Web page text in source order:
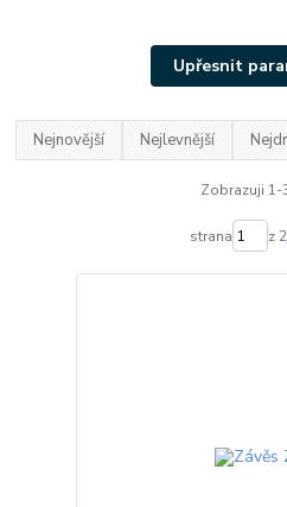
Upřesnit
Nejnovější Nejlevnější
Zobrazuji 1-
strana z 2